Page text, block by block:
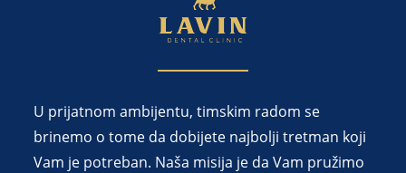
U prijatnom ambijentu, timskim radom se
brinemo o tome da dobijete najbolji tretman koji
Vam je potreban. Naša misija je da Vam pružimo